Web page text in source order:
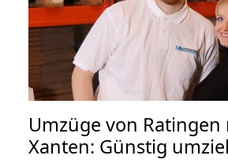
Umzüge von Ratingen
Xanten: Günstig